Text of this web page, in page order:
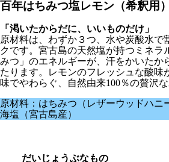
百年はちみつ塩レモン（希釈用）
「渇いたからだに、いいものだけ」
原材料は、わずか３つ、水や炭酸水で
クです。宮古島の天然塩が持つミネラ
みつ」のエネルギーが、汗をかいたか
たります。レモンのフレッシュな酸味
味でやわらぐ、自然由来100％の贅沢な
原材料：はちみつ（レザーウッドハニ
海塩（宮古島産）
だいじょうぶなもの